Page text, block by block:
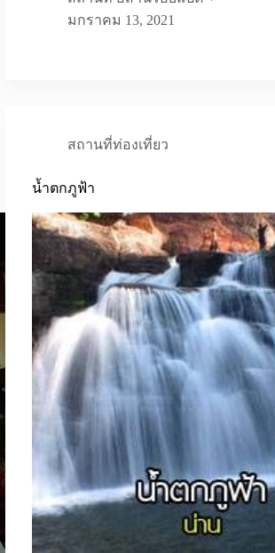
มกราคม 13, 2021
สถานที่ท่องเที่ยว
น้ำตกภูฟ้า